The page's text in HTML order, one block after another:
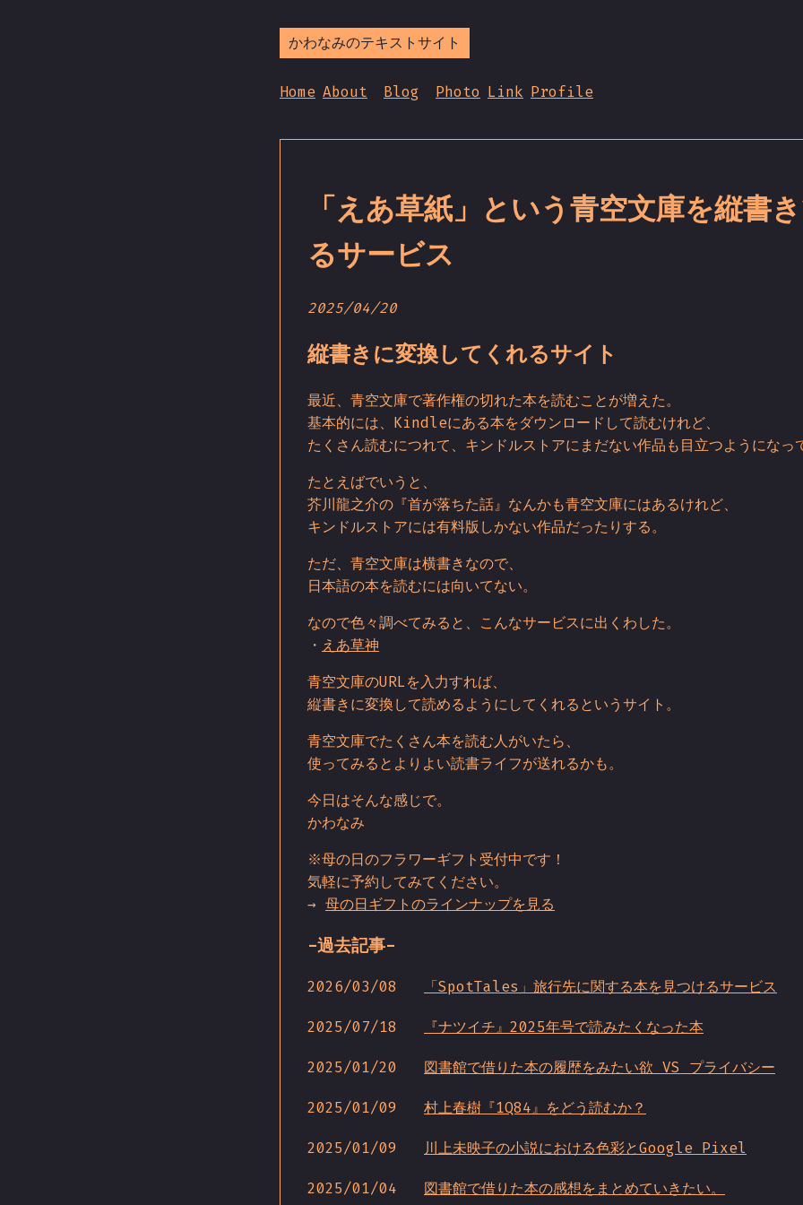
かわなみのテキストサイト
Home About Blog Photo Link Profile
「えあ草紙」という青空文庫を縦書
るサービス
2025/04/20
縦書きに変換してくれるサイト
最近、青空文庫で著作権の切れた本を読むことが増えた。
基本的には、Kindleにある本をダウンロードして読むけれど、
たくさん読むにつれて、キンドルストアにまだない作品も目立つようになっ
たとえばでいうと、
芥川龍之介の『首が落ちた話』なんかも青空文庫にはあるけれど、
キンドルストアには有料版しかない作品だったりする。
ただ、青空文庫は横書きなので、
日本語の本を読むには向いてない。
なので色々調べてみると、こんなサービスに出くわした。
・ えあ草神
青空文庫のURLを入力すれば、
縦書きに変換して読めるようにしてくれるというサイト。
青空文庫でたくさん本を読む人がいたら、
使ってみるとよりよい読書ライフが送れるかも。
今日はそんな感じで。
かわなみ
※母の日のフラワーギフト受付中です！
気軽に予約してみてください。
→ 母の日ギフトのラインナップを見る
-過去記事-
2026/03/08 「SpotTales」旅行先に関する本を見つけるサービス
2025/07/18 『ナツイチ』2025年号で読みたくなった本
2025/01/20 図書館で借りた本の履歴をみたい欲 VS プライバシー
2025/01/09 村上春樹『1Q84』をどう読むか？
2025/01/09 川上未映子の小説における色彩とGoogle Pixel
2025/01/04 図書館で借りた本の感想をまとめていきたい。